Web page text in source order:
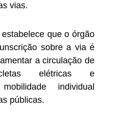
vias.
que o órgão
sobre a via é
a circulação de
elétricas e
individual
públicas.